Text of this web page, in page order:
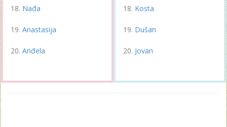
Nađa
Anastasija
Anđela
Kosta
Dušan
Jovan